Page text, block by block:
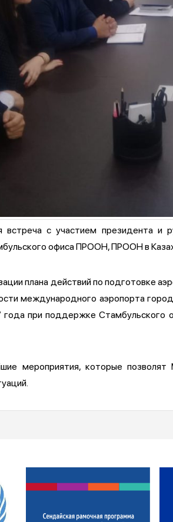
встреча с участием президента
офиса ПРООН, ПРООН в
плана действий по подготовке
международного аэропорта
года при поддержке
мероприятия, которые